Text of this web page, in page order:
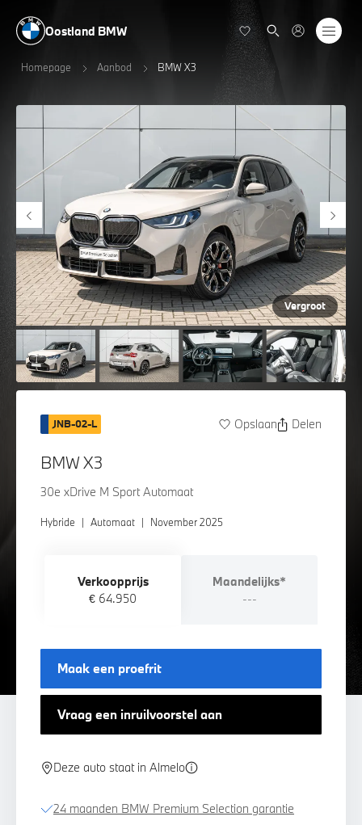
Oostland BMW
Homepage Aanbod BMW X3
Vergroot
JNB-02-L Opslaan Delen
BMW X3
30e xDrive M Sport Automaat
Hybride | Automaat | November 2025
Verkoopprijs
€ 64.950
Maandelijks*
---
Maak een proefrit
Vraag een inruilvoorstel aan
Deze auto staat in Almelo
24 maanden BMW Premium Selection garantie